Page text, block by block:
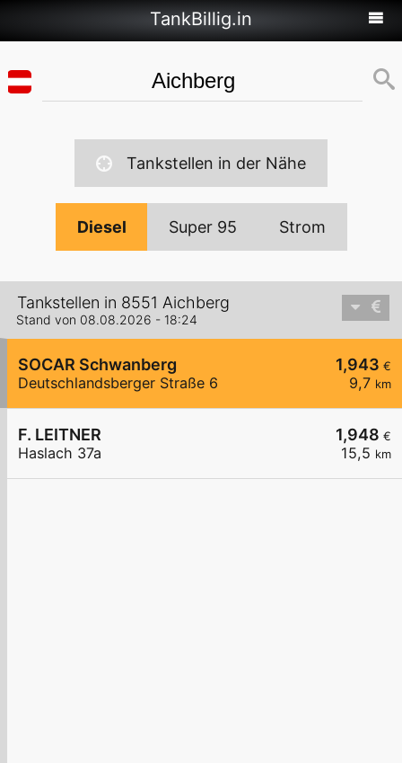
TankBillig.in
Tankstellen in der Nähe
Diesel Super 95 Strom
Tankstellen in 8551 Aichberg
Stand von 08.08.2026 - 18:24
1,943 €
9,7 km
SOCAR Schwanberg
Deutschlandsberger Straße 6
1,948 €
15,5 km
F. LEITNER
Haslach 37a